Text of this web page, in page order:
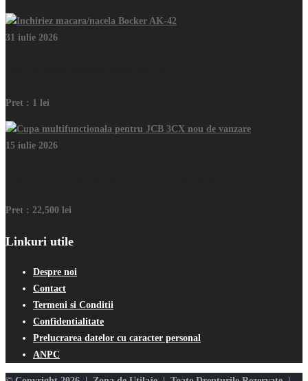
31 iulie 2026
Pret : 1 lei
15 iulie 2026
Pret : 22,500 lei
Linkuri utile
Despre noi
Contact
Termeni si Conditii
Confidentialitate
Prelucrarea datelor cu caracter personal
ANPC